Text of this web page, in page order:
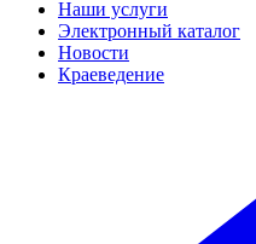
Наши услуги
Электронный каталог
Новости
Краеведение